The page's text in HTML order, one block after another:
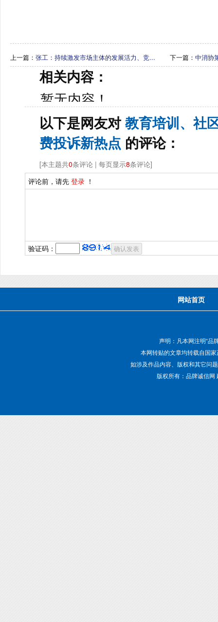
上一篇： 张工：持续激发市场主体的发展活力、竞... 下一篇： 中消协
相关内容：
暂无内容！
以下是网友对 教育培训、社
费投诉新热点 的评论：
[本主题共0条评论 | 每页显示8条评论]
评论前，请先 登录 ！
验证码：
网站首页
声明：凡本网注明“品
本网转贴的文章均转载自国
如涉及作品内容、版权和其它问
版权所有：品牌诚信